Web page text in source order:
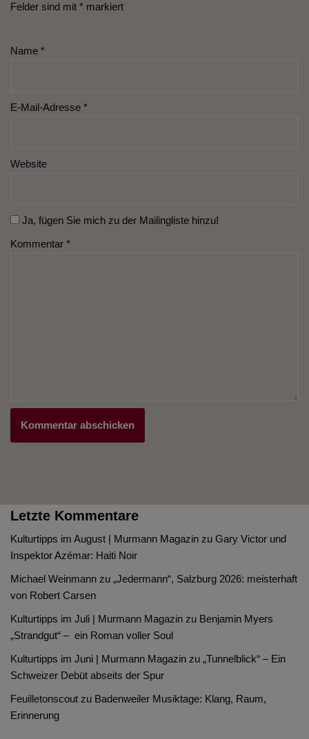
Felder sind mit * markiert
Name *
E-Mail-Adresse *
Website
Ja, fügen Sie mich zu der Mailingliste hinzu!
Kommentar *
Letzte Kommentare
Kulturtipps im August | Murmann Magazin zu Gary Victor und
Inspektor Azémar: Haiti Noir
Michael Weinmann zu „Jedermann“, Salzburg 2026: meisterhaft
von Robert Carsen
Kulturtipps im Juli | Murmann Magazin zu Benjamin Myers
„Strandgut“ – ein Roman voller Soul
Kulturtipps im Juni | Murmann Magazin zu „Tunnelblick“ – Ein
Schweizer Debüt abseits der Spur
Feuilletonscout zu Badenweiler Musiktage: Klang, Raum,
Erinnerung